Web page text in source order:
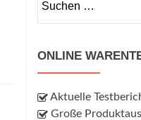
nach:
ONLINE
Aktuelle
Große